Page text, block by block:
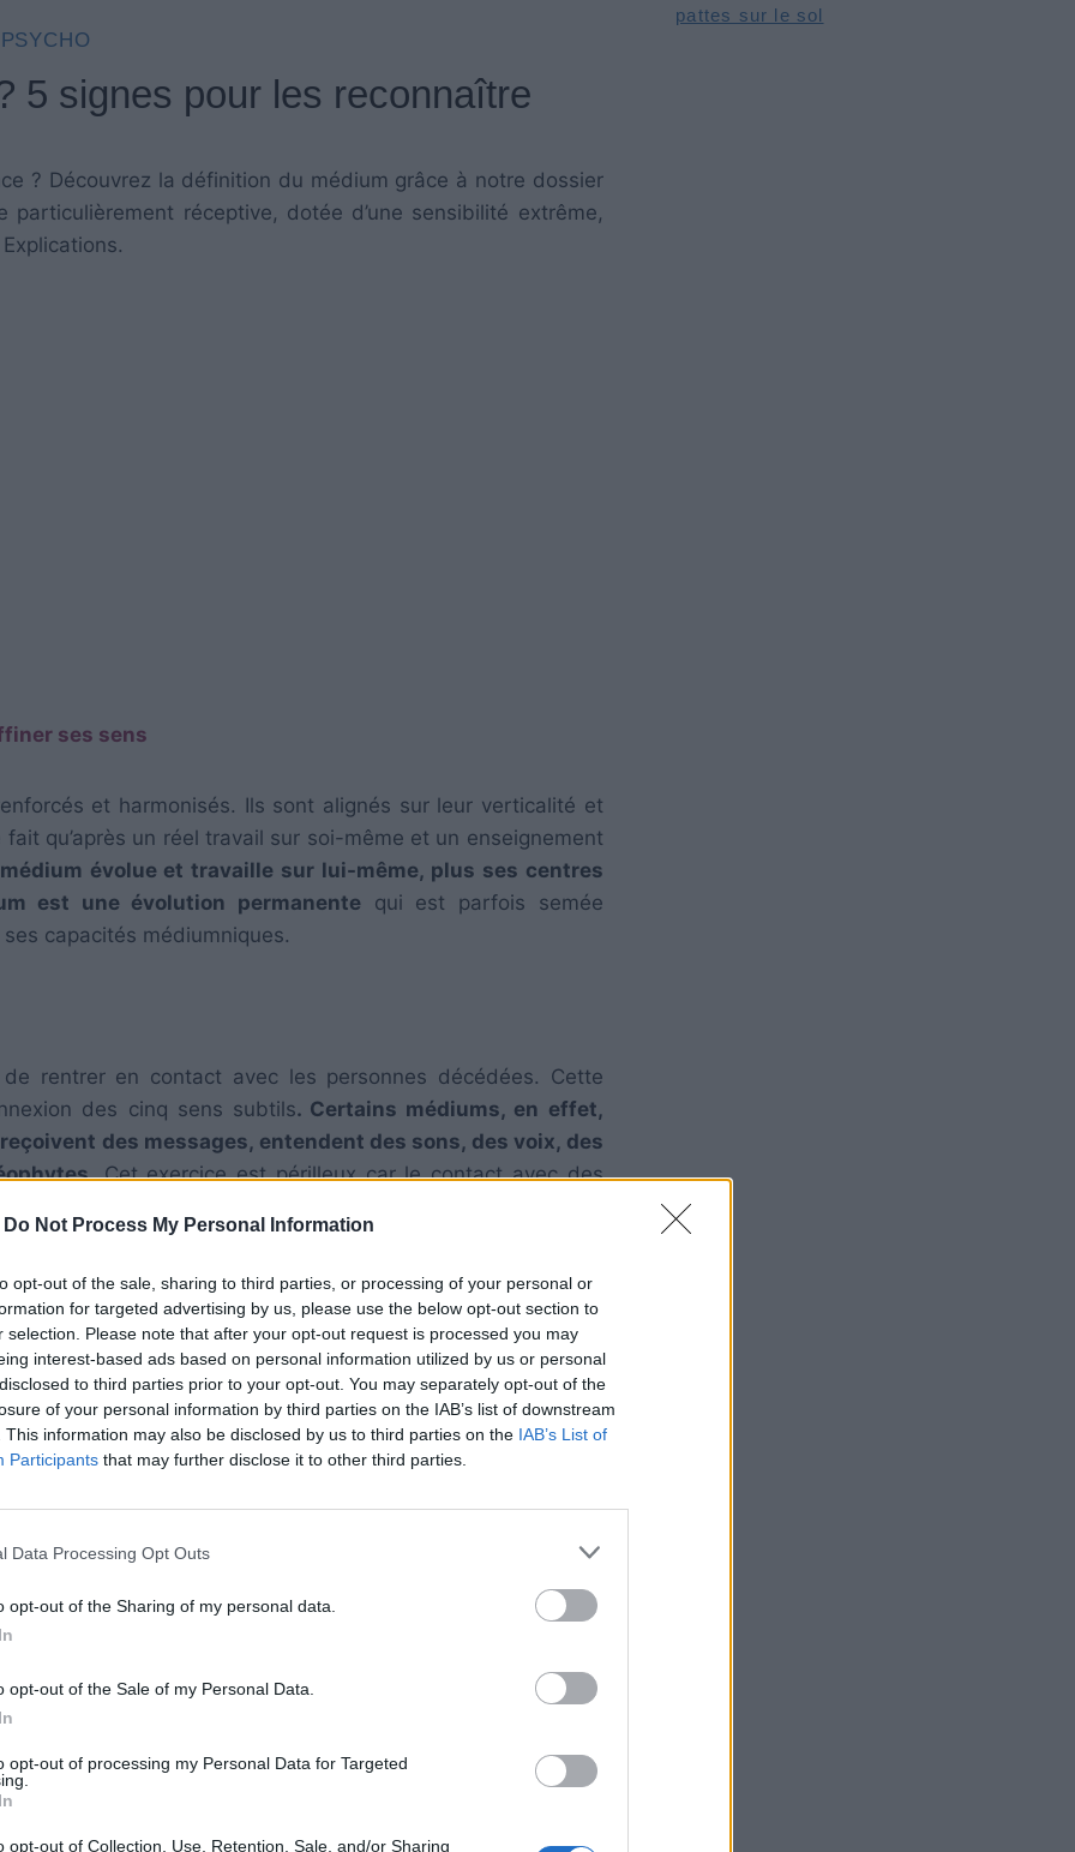
Do Not Process My Personal Information
opt-out of the sale, sharing to third parties, or processing of your personal or
for targeted advertising by us, please use the below opt-out section to
selection. Please note that after your opt-out request is processed you may
interest-based ads based on personal information utilized by us or personal
to third parties prior to your opt-out. You may separately opt-out of the
of your personal information by third parties on the IAB’s list of downstream
This information may also be disclosed by us to third parties on the IAB’s List of
Participants that may further disclose it to other third parties.
Data Processing Opt Outs
opt-out of the Sharing of my personal data.
opt-out of the Sale of my Personal Data.
opt-out of processing my Personal Data for Targeted
opt-out of Collection, Use, Retention, Sale, and/or Sharing
PSYCHO
5 signes pour les reconnaître
? Découvrez la définition du médium grâce à notre dossier
réceptive, dotée d’une sensibilité extrême,
ses sens
et harmonisés. Ils sont alignés sur leur verticalité et
qu’après un réel travail sur soi-même et un enseignement
évolue et travaille sur lui-même, plus ses centres
est une évolution permanente qui est parfois semée
capacités médiumniques.
rentrer en contact avec les personnes décédées. Cette
des cinq sens subtils. Certains médiums, en effet,
des messages, entendent des sons, des voix, des
Cet exercice est périlleux car le contact avec des
non averti.
sont étanches et ne rentrent pas en contact avec les
personnes, les événements, les situations avec une
l’avenir par des ressentis sûrs et spontanés. De par cette
Un médium ressent les émotions, les influences, qu’elles
suffisent
pattes sur le sol